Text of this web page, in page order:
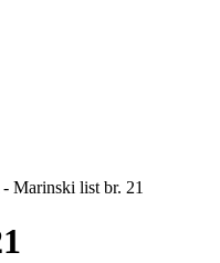
- Marinski list br. 21